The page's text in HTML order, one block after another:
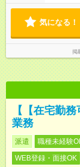
気になる！
掲
【【在宅勤
業務
派遣 職種未経験
WEB登録・面接OK